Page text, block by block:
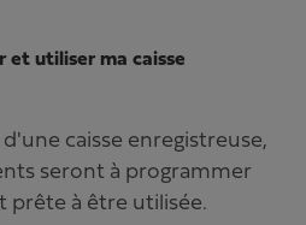
et utiliser ma caisse
caisse enregistreuse,
seront à programmer
prête à être utilisée.